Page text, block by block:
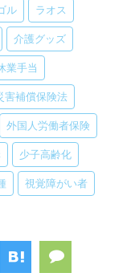
ル ラオス
介護グッズ
業手当
害補償保険法
外国人労働者保険
少子高齢化
視覚障がい者